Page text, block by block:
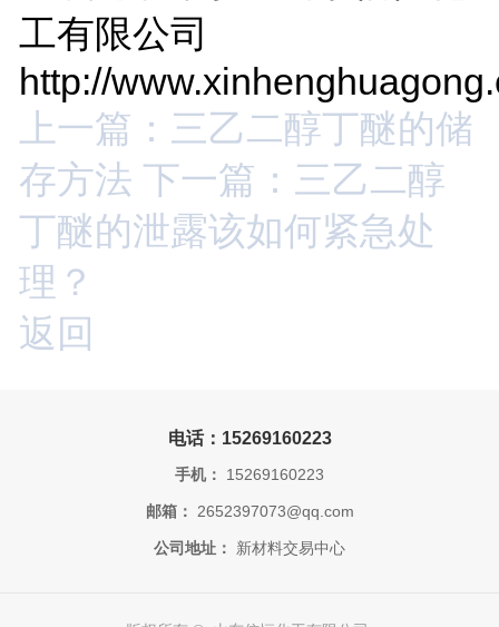
工有限公司
http://
上一篇：三乙二醇丁醚的储
存方法 下一篇：三乙二醇
丁醚的泄露该如何紧急处
理？
返回
电话：15269160223
手机： 15269160223
邮箱： 2652397073@qq.com
公司地址： 新材料交易中心